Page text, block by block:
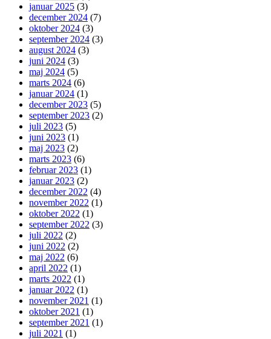
januar 2025 (3)
december 2024 (7)
oktober 2024 (3)
september 2024 (3)
august 2024 (3)
juni 2024 (3)
maj 2024 (5)
marts 2024 (6)
januar 2024 (1)
december 2023 (5)
september 2023 (2)
juli 2023 (5)
juni 2023 (1)
maj 2023 (2)
marts 2023 (6)
februar 2023 (1)
januar 2023 (2)
december 2022 (4)
november 2022 (1)
oktober 2022 (1)
september 2022 (3)
juli 2022 (2)
juni 2022 (2)
maj 2022 (6)
april 2022 (1)
marts 2022 (1)
januar 2022 (1)
november 2021 (1)
oktober 2021 (1)
september 2021 (1)
juli 2021 (1)